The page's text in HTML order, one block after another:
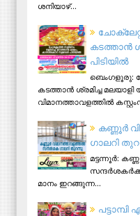
ശനിയാഴ്...
കടത്താൻ
പിടിയില്‍
ബെംഗളൂരു:
കടത്താൻ ശ്രമിച്ച
വിമാനത്താവളത്തിൽ
ക​ണ്ണൂ​ർ
ഗാ​ല​റി
മ​ട്ട​ന്നൂ​ർ:
മാ​നം ഇ​റ​ങ്ങു​ന്ന...